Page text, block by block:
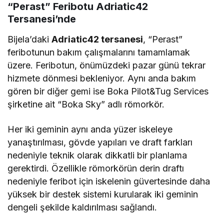
“Perast” Feribotu Adriatic42
Tersanesi’nde
Bijela’dakiAdriatic42 tersanesi, “Perast”
feribotunun bakım çalışmalarını tamamlamak
üzere. Feribotun, önümüzdeki pazar günü tekrar
hizmete dönmesi bekleniyor. Aynı anda bakım
gören bir diğer gemi ise Boka Pilot&Tug Services
şirketine ait “Boka Sky” adlı römorkör.
Her iki geminin aynı anda yüzer iskeleye
yanaştırılması, gövde yapıları ve draft farkları
nedeniyle teknik olarak dikkatli bir planlama
gerektirdi. Özellikle römorkörün derin draftı
nedeniyle feribot için iskelenin güvertesinde daha
yüksek bir destek sistemi kurularak iki geminin
dengeli şekilde kaldırılması sağlandı.